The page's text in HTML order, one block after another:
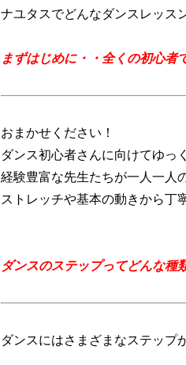
ナユタスでどんなダンスレッ
まずはじめに・・全くの初心者
おまかせください！
ダンス初心者さんに向けてゆっ
経験豊富な先生たちが一人一人
ストレッチや基本の動きから丁
ダンスのステップってどんな種
ダンスにはさまざまなステップ